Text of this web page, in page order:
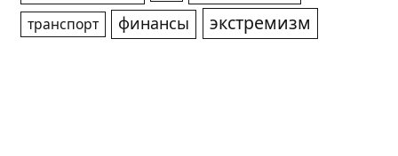
транспорт финансы экстремизм